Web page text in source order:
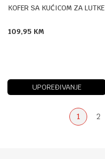
KOFER SA KUĆICOM ZA LUTKE
109,95 KM
UPOREĐIVANJE
1 2